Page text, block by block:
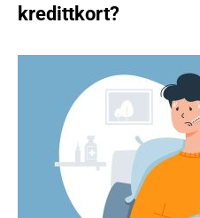
kredittkort?